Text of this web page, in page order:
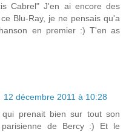
Cabrel" J'en ai encore des
Blu-Ray, je ne pensais qu'a
en premier :) T'en as
12 décembre 2011 à 10:28
prenait bien sur tout son
de Bercy :) Et le